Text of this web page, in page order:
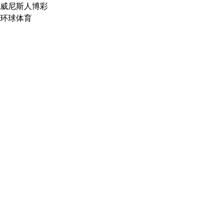
威尼斯人博彩
环球体育